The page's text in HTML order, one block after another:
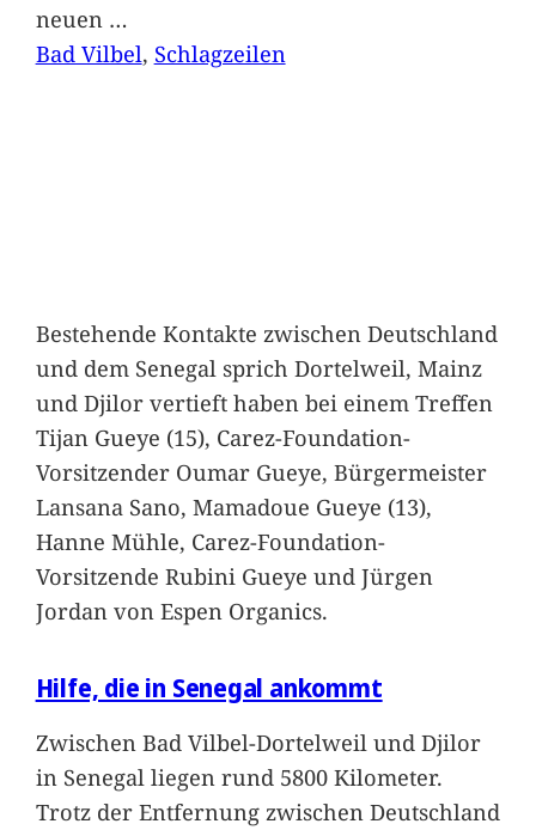
neuen …
Bad Vilbel, Schlagzeilen
Bestehende Kontakte zwischen Deutschland
und dem Senegal sprich Dortelweil, Mainz
und Djilor vertieft haben bei einem Treffen
Tijan Gueye (15), Carez-Foundation-
Vorsitzender Oumar Gueye, Bürgermeister
Lansana Sano, Mamadoue Gueye (13),
Hanne Mühle, Carez-Foundation-
Vorsitzende Rubini Gueye und Jürgen
Jordan von Espen Organics.
Hilfe, die in Senegal ankommt
Zwischen Bad Vilbel-Dortelweil und Djilor
in Senegal liegen rund 5800 Kilometer.
Trotz der Entfernung zwischen Deutschland